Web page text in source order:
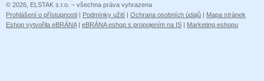
© 2026, ELSTAK s.r.o. – všechna práva vyhrazena
Prohlášení o přístupnosti | Podmínky užití | Ochrana osobních údajů | Mapa stránek
Eshop vytvořila eBRÁNA| eBRÁNA eshop s propojením na IS | Marketing eshopu